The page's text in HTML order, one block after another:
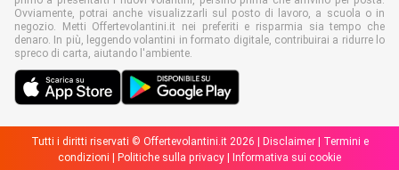
Ovviamente, potrai anche visualizzarli sul posto di lavoro, a scuola o in
negozio. Metti Offertevolantini.it nei preferiti e risparmia sia tempo che
denaro. In più, leggendo volantini in formato digitale, contribuirai a ridurre lo
spreco di carta, aiutando l'ambiente.
Tutti i diritti riservati © Offertevolantini.it 2026 | Disclaimer|
Termini e
condizioni
Politiche sulla privacy Informativa sui cookie